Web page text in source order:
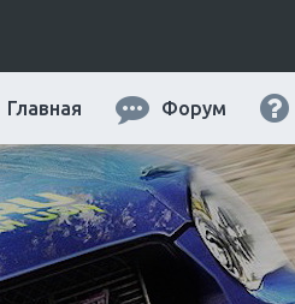
Форум
Главная